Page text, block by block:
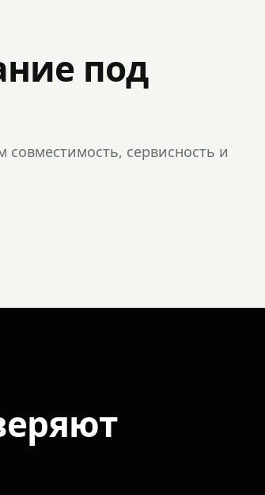
под
сервисность и